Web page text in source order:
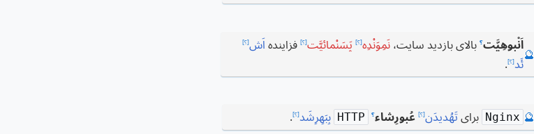
🔮
اَنْبوهِیَّت؟ بالای بازدید سایت،نَمِوَنْدِه[؟] پَسَنْمائیَّت[؟] فزاینده اَش[؟]
ئَد[؟].
🔮
Nginx برایتَهُدیدَن[؟] عُبورِشاء؟ HTTP بِبَهِرِشَد[؟].